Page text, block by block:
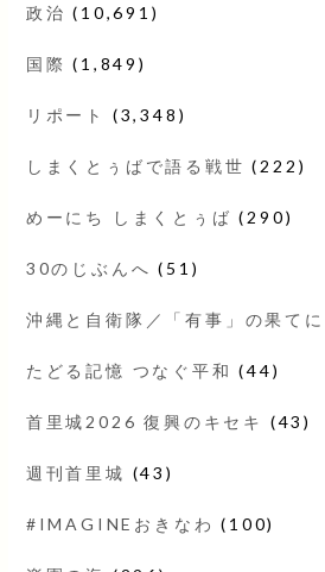
政治 (10,691)
国際 (1,849)
リポート (3,348)
しまくとぅばで語る戦世 (222)
めーにち しまくとぅば (290)
30のじぶんへ (51)
沖縄と自衛隊／「有事」の果てに
たどる記憶 つなぐ平和 (44)
首里城2026 復興のキセキ (43)
週刊首里城 (43)
#IMAGINEおきなわ (100)